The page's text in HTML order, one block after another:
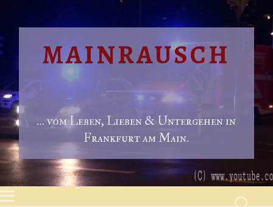
MAINRAUSCH
… vom Leben, Lieben & Untergehen in
Frankfurt am Main.
Menu